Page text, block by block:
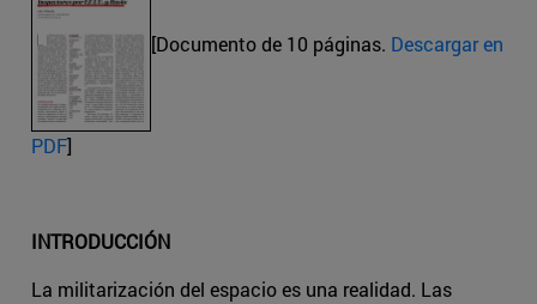
[Documento de 10 páginas. Descargar en
PDF]
INTRODUCCIÓN
La militarización del espacio es una realidad. Las